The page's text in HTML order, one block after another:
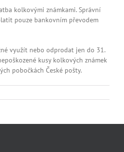
kolkovými známkami. Správní
pouze bankovním převodem
využít nebo odprodat jen do 31.
kusy kolkových známek
pobočkách České pošty.